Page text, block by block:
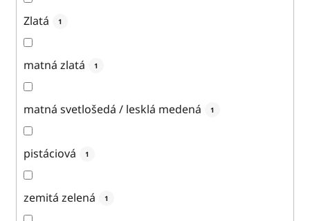
Zlatá 1
matná zlatá 1
matná svetlošedá / lesklá medená 1
pistáciová 1
zemitá zelená 1